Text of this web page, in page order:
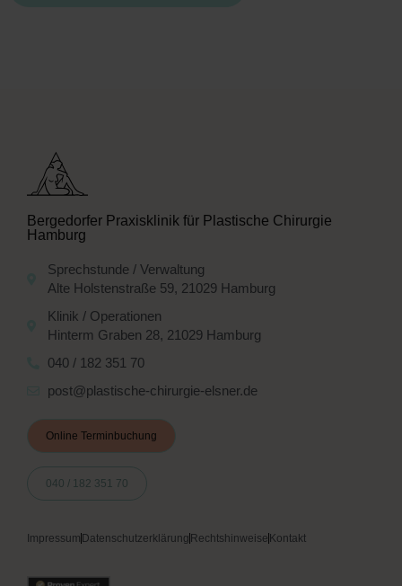
Bergedorfer Praxisklinik für Plastische Chirurgie
Hamburg
Sprechstunde / Verwaltung
Alte Holstenstraße 59, 21029 Hamburg
Klinik / Operationen
Hinterm Graben 28, 21029 Hamburg
040 / 182 351 70
post@plastische-chirurgie-elsner.de
Online Terminbuchung
040 / 182 351 70
Impressum Datenschutzerklärung Rechtshinweise Kontakt